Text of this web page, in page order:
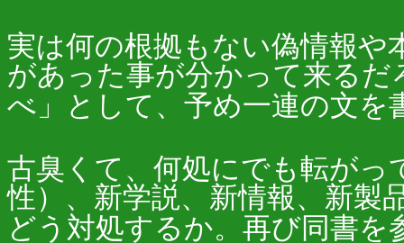
実は何の根拠もない偽情報
があった事が分かって来る
べ」として、予め一連の文
古臭くて、何処にでも転が
性）、新学説、新情報、新製
どう対処するか。再び同書